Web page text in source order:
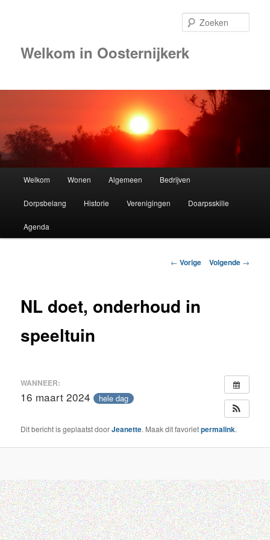
Welkom in Oosternijkerk
Spring
naar
de
Welkom Wonen Algemeen Bedrijven
Dorpsbelang Historie Verenigingen Doarpsskille
Agenda
Berichtnavigatie
← Vorige Volgende →
NL doet, onderhoud in
speeltuin
WANNEER:
16 maart 2024 hele dag
Dit bericht is geplaatst doorJeanette. Maak dit favorietpermalink.